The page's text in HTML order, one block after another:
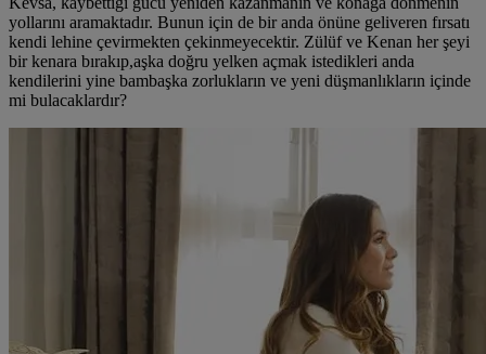
yollarını aramaktadır. Bunun için de bir anda önüne geliveren fırsatı
kendi lehine çevirmekten çekinmeyecektir. Zülüf ve Kenan her şeyi
bir kenara bırakıp,aşka doğru yelken açmak istedikleri anda
kendilerini yine bambaşka zorlukların ve yeni düşmanlıkların içinde
mi bulacaklardır?